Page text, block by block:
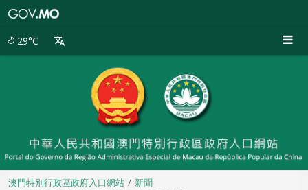
29°C
澳門特別行政區政府入口網站
新聞